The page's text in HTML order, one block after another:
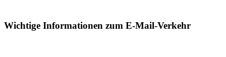
Wichtige Informationen zum E-Mail-Verkehr